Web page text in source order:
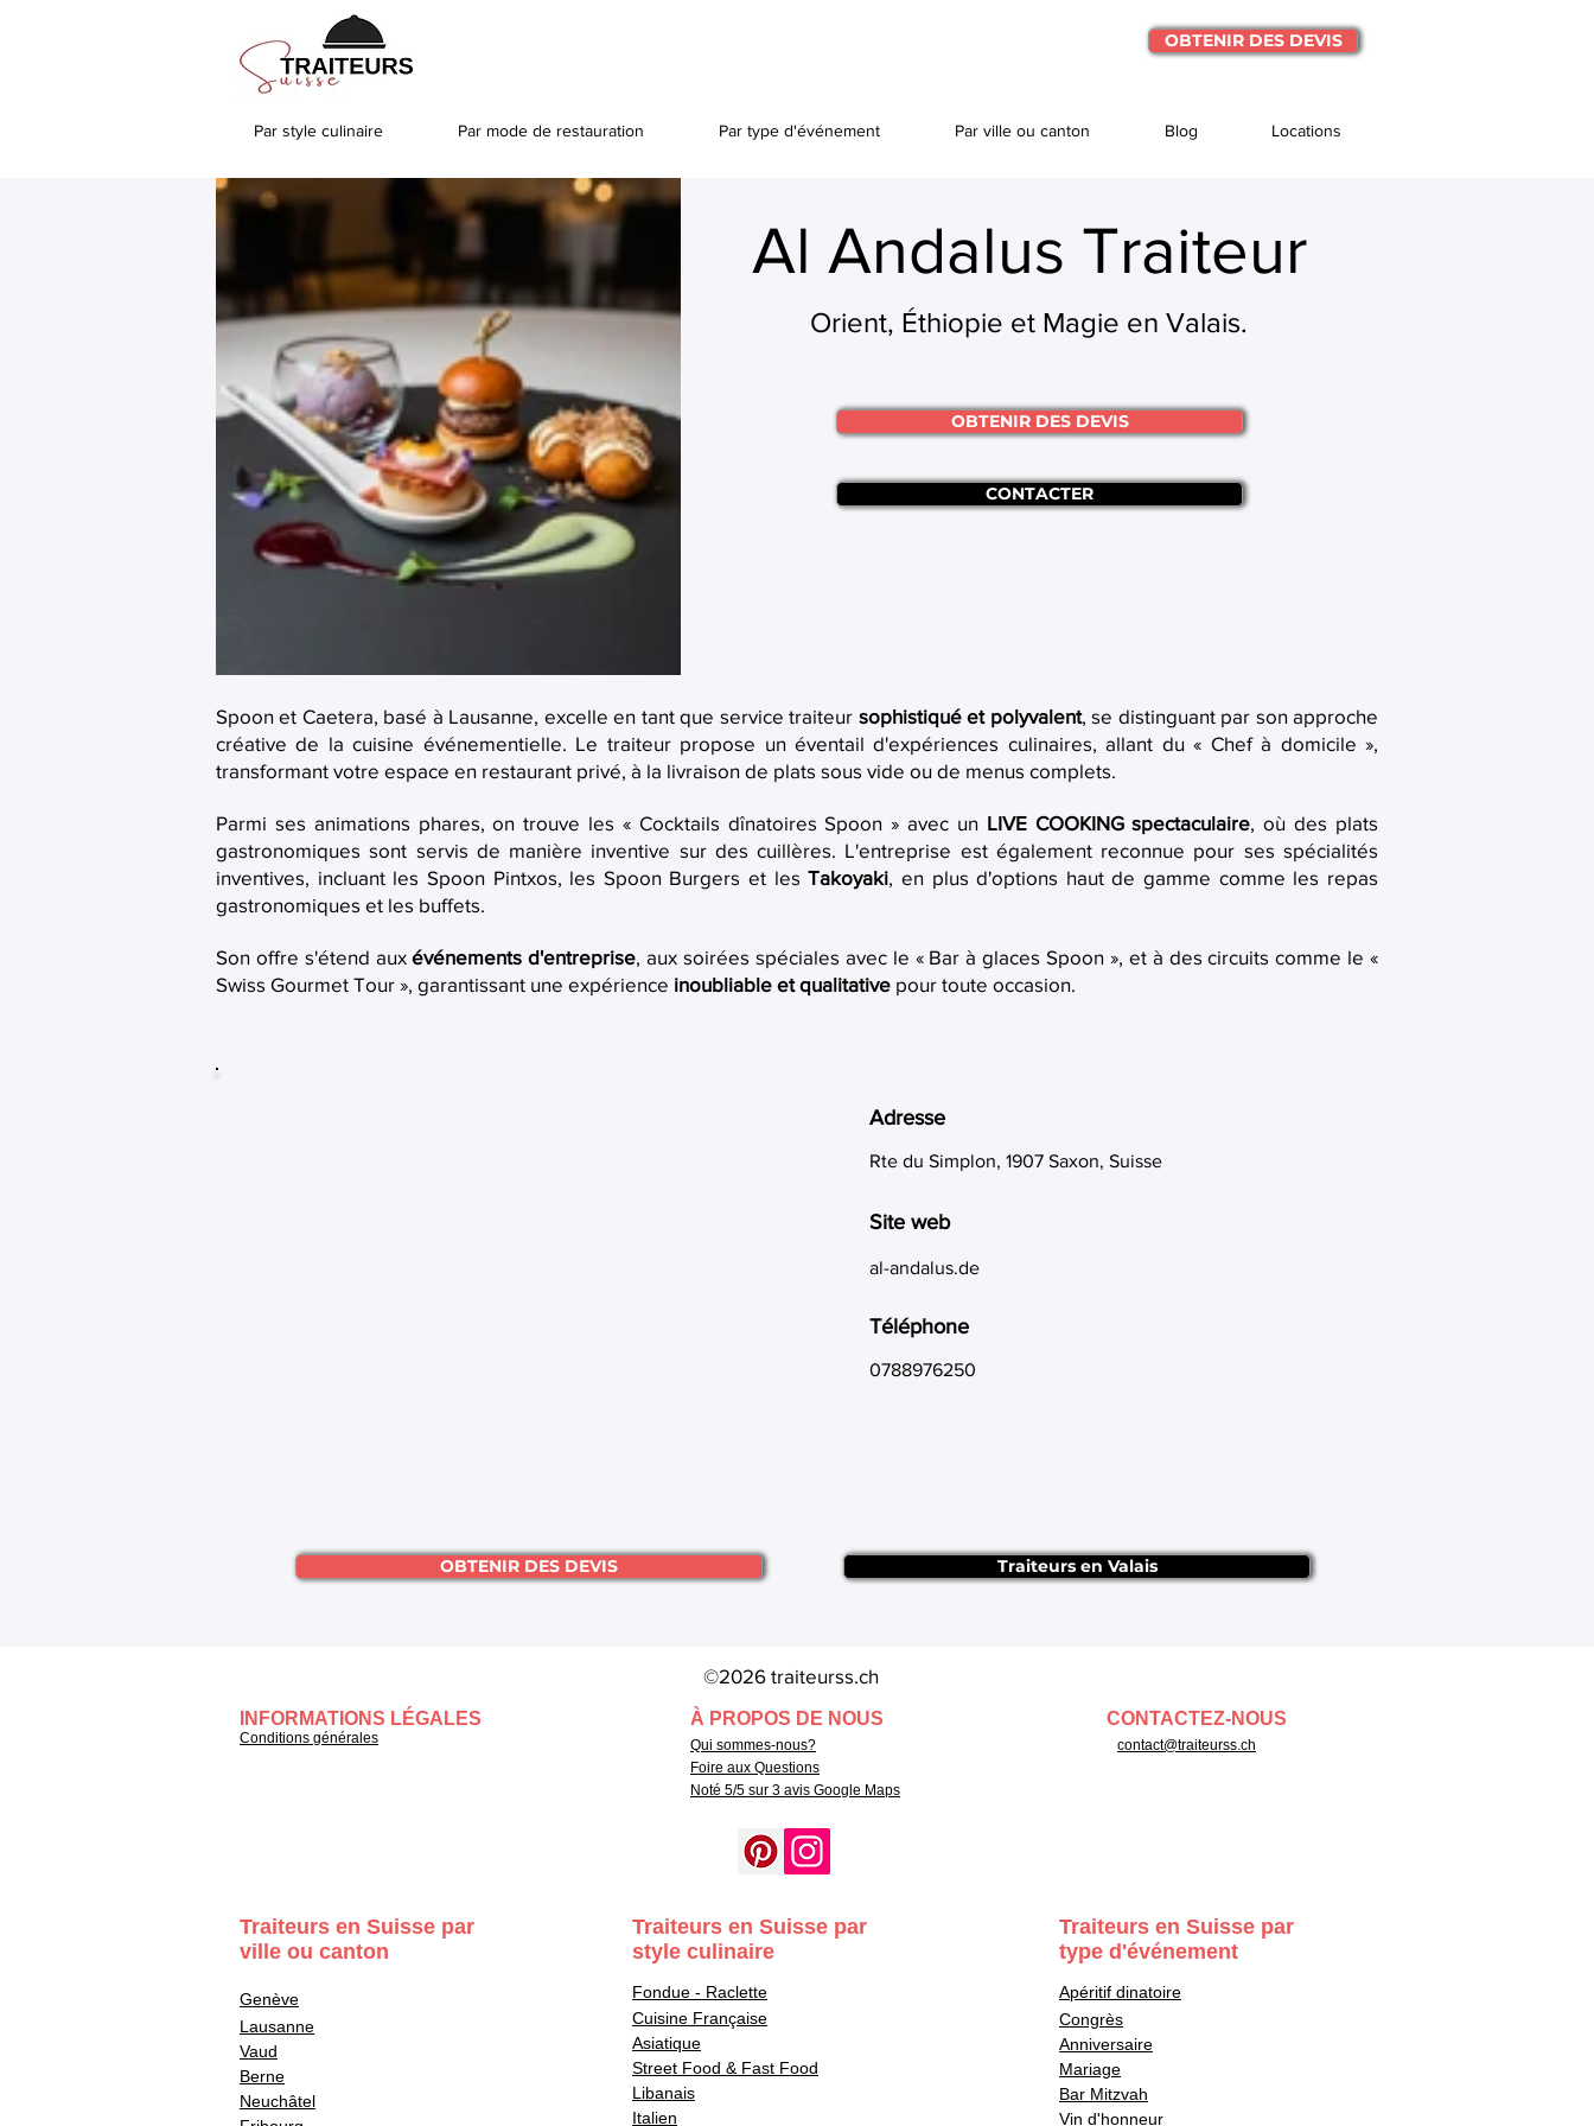
OBTENIR DES DEVIS
Par style culinaire Par mode de restauration Par type d'événement Par ville ou canton Blog Locations
Al Andalus Traiteur
Orient, Éthiopie et Magie en Valais.
OBTENIR DES DEVIS
CONTACTER
Spoon et Caetera, basé à Lausanne, excelle en tant que service traiteur sophistiqué et polyvalent, se distinguant par son approche
créative de la cuisine événementielle. Le traiteur propose un éventail d'expériences culinaires, allant du « Chef à domicile »,
transformant votre espace en restaurant privé, à la livraison de plats sous vide ou de menus complets.
Parmi ses animations phares, on trouve les « Cocktails dînatoires Spoon » avec un LIVE COOKING spectaculaire, où des plats
gastronomiques sont servis de manière inventive sur des cuillères. L'entreprise est également reconnue pour ses spécialités
inventives, incluant les Spoon Pintxos, les Spoon Burgers et lesTakoyaki, en plus d'options haut de gamme comme les repas
gastronomiques et les buffets.
Son offre s'étend auxévénements d'entreprise, aux soirées spéciales avec le « Bar à glaces Spoon », et à des circuits comme le «
Swiss Gourmet Tour », garantissant une expérience inoubliable et qualitative pour toute occasion.
Adresse
Rte du Simplon, 1907 Saxon, Suisse
Site web
al-andalus.de
Téléphone
0788976250
OBTENIR DES DEVIS Traiteurs en Valais
©2026 traiteurss.ch
INFORMATIONS LÉGALES
Conditions générales
À PROPOS DE NOUS
Qui sommes-nous?
CONTACTEZ-NOUS
contact@traiteurss.ch
Foire aux Questions
Noté 5/5 sur 3 avis Google Maps
Traiteurs en Suisse par
ville ou canton
Genève
Lausanne
Vaud
Berne
Neuchâtel
Traiteurs en Suisse par
style culinaire
Fondue - Raclette
Cuisine Française
Asiatique
Street Food & Fast Food
Libanais
Italien
Traiteurs en Suisse par
type d'événement
Apéritif dinatoire
Congrès
Anniversaire
Mariage
Bar Mitzvah
Vin d'honneur